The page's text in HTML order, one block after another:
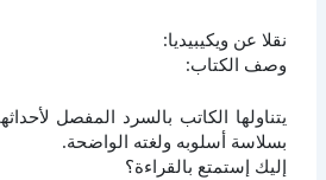
نقلا عن ويكيبيديا:
وصف الكتاب:
يتناولها الكاتب بالسرد المفصل
بسلاسة أسلوبه ولغته الواضحة.
إليك إستمتع بالقراءة؟